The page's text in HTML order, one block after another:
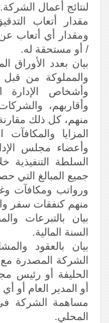
لنتائج أعمال الشركة.
مقدار أتعاب
ومقدار أي أتعاب
/ أو مستحقة له.
بيان بعدد الأوراق
والمملوكة من
وأشخاص الإدارة
وأقاربهم،
منهم، كل ذلك
المزايا
وأعضاء مجلس
السلطة التنفيذية
جميع المبالغ التي
ورواتب ومكافآت
منهم كنفقات سفر
بيان بالتبرعات
السنة المالية.
بيان بالعقود
الشركة المصدرة مع
الحليفة أو رئيس
أو المدير العام أو
مساهمة الشركة في
المحلي.